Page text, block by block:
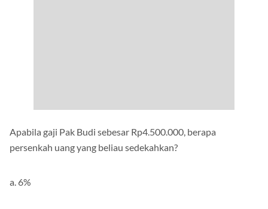
Apabila gaji Pak Budi sebesar Rp4.500.000, berapa
persenkah uang yang beliau sedekahkan?
a. 6%